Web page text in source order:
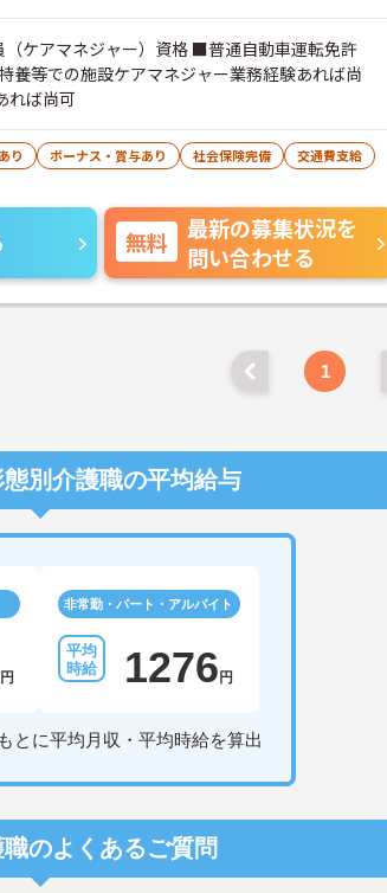
ケアマネジャー）資格 ■普通自動車運転免許
養等での施設ケアマネジャー業務経験あれば尚
れば尚可
り ボーナス・賞与あり 社会保険完備
交通費支給
無料
最新の募集状況を
問い合わせる
1
別介護職の平均給与
非常勤・パート・アルバイト
1276円
とに平均月収・平均時給を算出
のよくあるご質問